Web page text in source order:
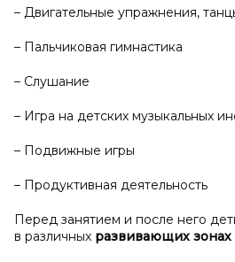
– Двигательные упражнения,
– Пальчиковая гимнастика
– Слушание
– Игра на детских музыкальных
– Подвижные игры
– Продуктивная деятельность
Перед занятием и после него
в различных развивающих зонах